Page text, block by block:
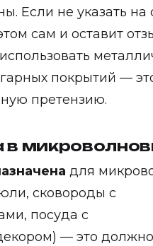
Если не указать
сам и оставит
покрытий —
претензию.
в
для
сковороды с
посуда с
— это